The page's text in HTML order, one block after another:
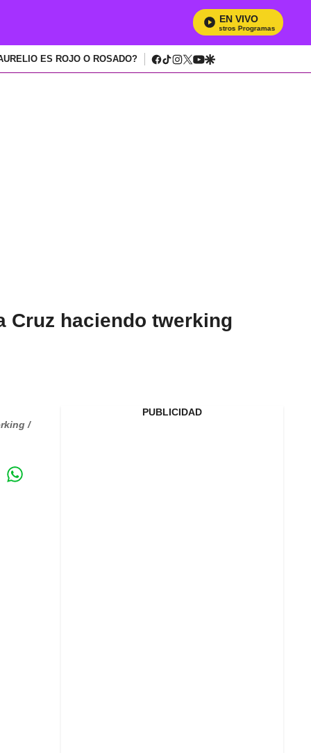
EN VIVO
Mira Todos
ES ROJO O ROSADO? facebook
tiktok
instagram
twitteryoutube
google
Cruz haciendo twerking
/
PUBLICIDAD